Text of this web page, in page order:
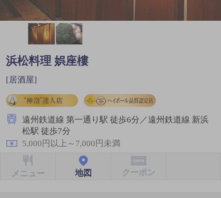
浜松料理 娯座樓
[居酒屋]
遠州鉄道線 第一通り駅 徒歩6分／遠州鉄道線 新浜
松駅 徒歩7分
5,000円以上～7,000円未満
メニュー 地図 クーポン